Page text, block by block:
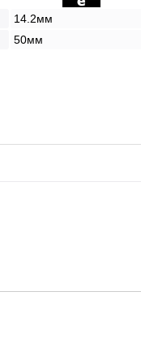
14.2мм
50мм